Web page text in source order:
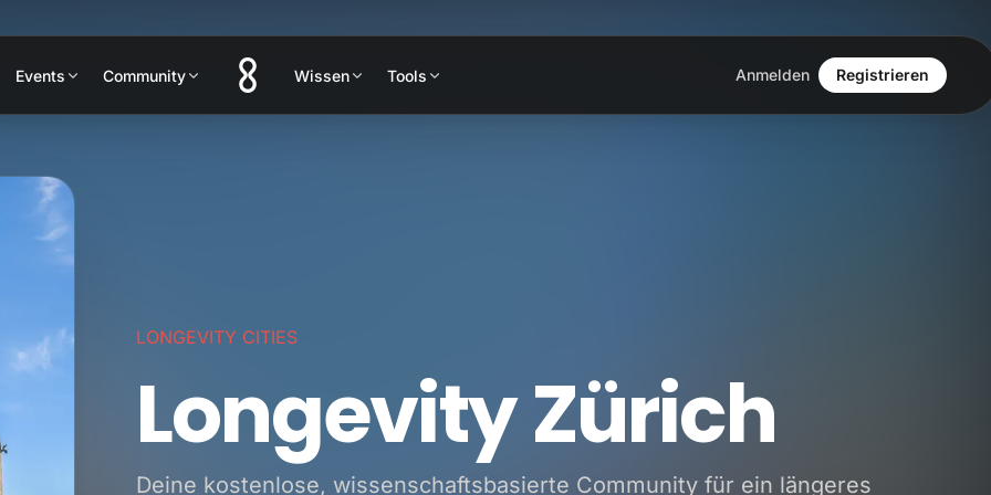
Events Community Wissen Tools Anmelden Registrieren
LONGEVITY CITIES
Longevity Zürich
Deine kostenlose, wissenschaftsbasierte Community für ein längeres